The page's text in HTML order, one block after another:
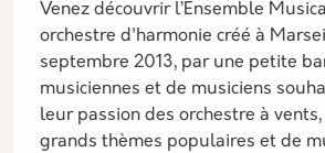
Venez découvrir l’Ensemble
orchestre d'harmonie créé à
septembre 2013, par une petite
musiciennes et de musiciens
leur passion des orchestre à
grands thèmes populaires et de